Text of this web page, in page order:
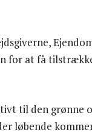
for at få
til den grønne
løbende